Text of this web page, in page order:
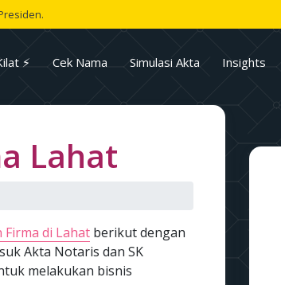
⚡ Cek Nama Simulasi Akta Insights
Lahat
Firma di Lahat berikut dengan
Akta Notaris dan SK
melakukan bisnis